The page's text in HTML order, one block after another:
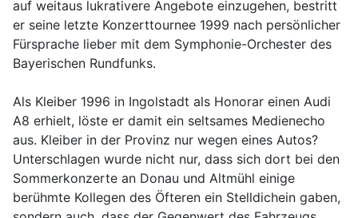
auf weitaus lukrativere Angebote einzugehen, bestritt
er seine letzte Konzerttournee 1999 nach persönlicher
Fürsprache lieber mit dem Symphonie-Orchester des
Bayerischen Rundfunks.
Als Kleiber 1996 in Ingolstadt als Honorar einen Audi
A8 erhielt, löste er damit ein seltsames Medienecho
aus. Kleiber in der Provinz nur wegen eines Autos?
Unterschlagen wurde nicht nur, dass sich dort bei den
Sommerkonzerte an Donau und Altmühl einige
berühmte Kollegen des Öfteren ein Stelldichein gaben,